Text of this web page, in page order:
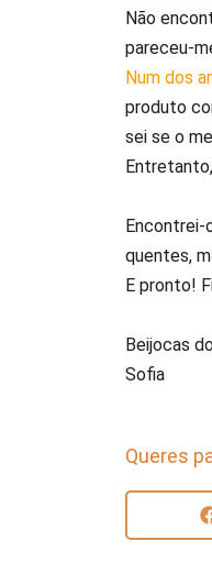
Não
pareceu-
Num dos
produto
sei se o
Encontrei-
quentes,
E pronto!
Beijocas
Sofia
Queres